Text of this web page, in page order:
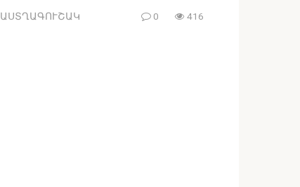
ԱՍՏՂԱԳՈՒՇԱԿ 0 416